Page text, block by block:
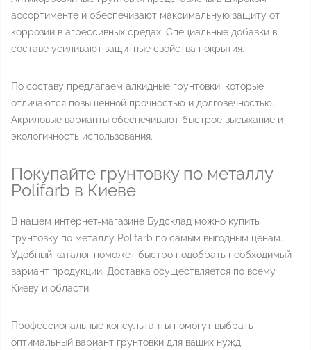
ассортименте и обеспечивают максимальную защиту от
коррозии в агрессивных средах. Специальные добавки в
составе усиливают защитные свойства покрытия.
По составу предлагаем алкидные грунтовки, которые
отличаются повышенной прочностью и долговечностью.
Акриловые варианты обеспечивают быстрое высыхание и
экологичность использования.
Покупайте грунтовку по металлу
Polifarb в Киеве
В нашем интернет-магазине Будсклад можно купить
грунтовку по металлу Polifarb по самым выгодным ценам.
Удобный каталог поможет быстро подобрать необходимый
вариант продукции. Доставка осуществляется по всему
Киеву и области.
Профессиональные консультанты помогут выбрать
оптимальный вариант грунтовки для ваших нужд.